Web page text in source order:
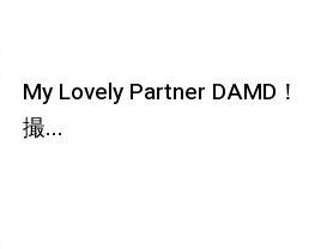
My Lovely Partner DAMD！
撮...